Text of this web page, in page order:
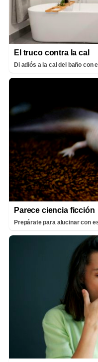
El truco contra la cal
Di adiós a la cal del baño con
Parece ciencia ficción
Prepárate para alucinar con